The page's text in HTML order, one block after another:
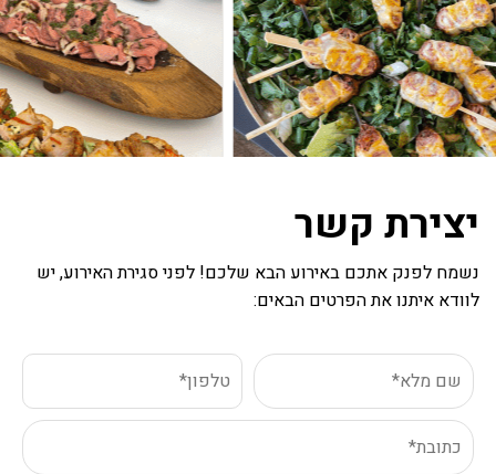
יצירת קשר
נשמח לפנק אתכם באירוע הבא שלכם! לפני סגירת האירוע, יש
לוודא איתנו את הפרטים הבאים: